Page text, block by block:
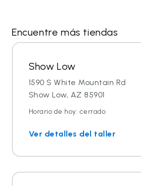
Encuentre más tiendas
Show Low
1590 S White Mountain Rd
Show Low, AZ 85901
Horario de hoy: cerrado
Ver detalles del taller